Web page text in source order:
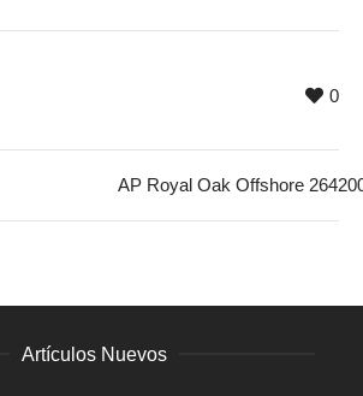
0
AP Royal Oak Offshore
Artículos Nuevos